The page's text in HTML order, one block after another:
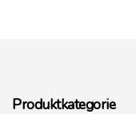
Produktkategorie